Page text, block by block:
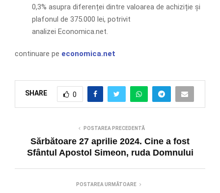
0,3% asupra diferenței dintre valoarea de achiziție și
plafonul de 375.000 lei, potrivit
analizei Economica.net.
continuare pe economica.net
SHARE 0
POSTAREA PRECEDENTĂ
Sărbătoare 27 aprilie 2024. Cine a fost
Sfântul Apostol Simeon, ruda Domnului
POSTAREA URMĂTOARE